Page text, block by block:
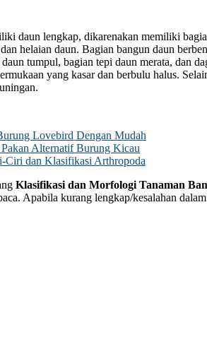
daun lengkap, dikarenakan memiliki
helaian daun. Bagian bangun daun
tumpul, bagian tepi daun merata, dan
yang kasar dan berbulu halus.
Lovebird Dengan Mudah
Alternatif Burung Kicau
Ciri dan Klasifikasi Arthropoda
Klasifikasi dan Morfologi Tanaman
Apabila kurang lengkap/kesalahan